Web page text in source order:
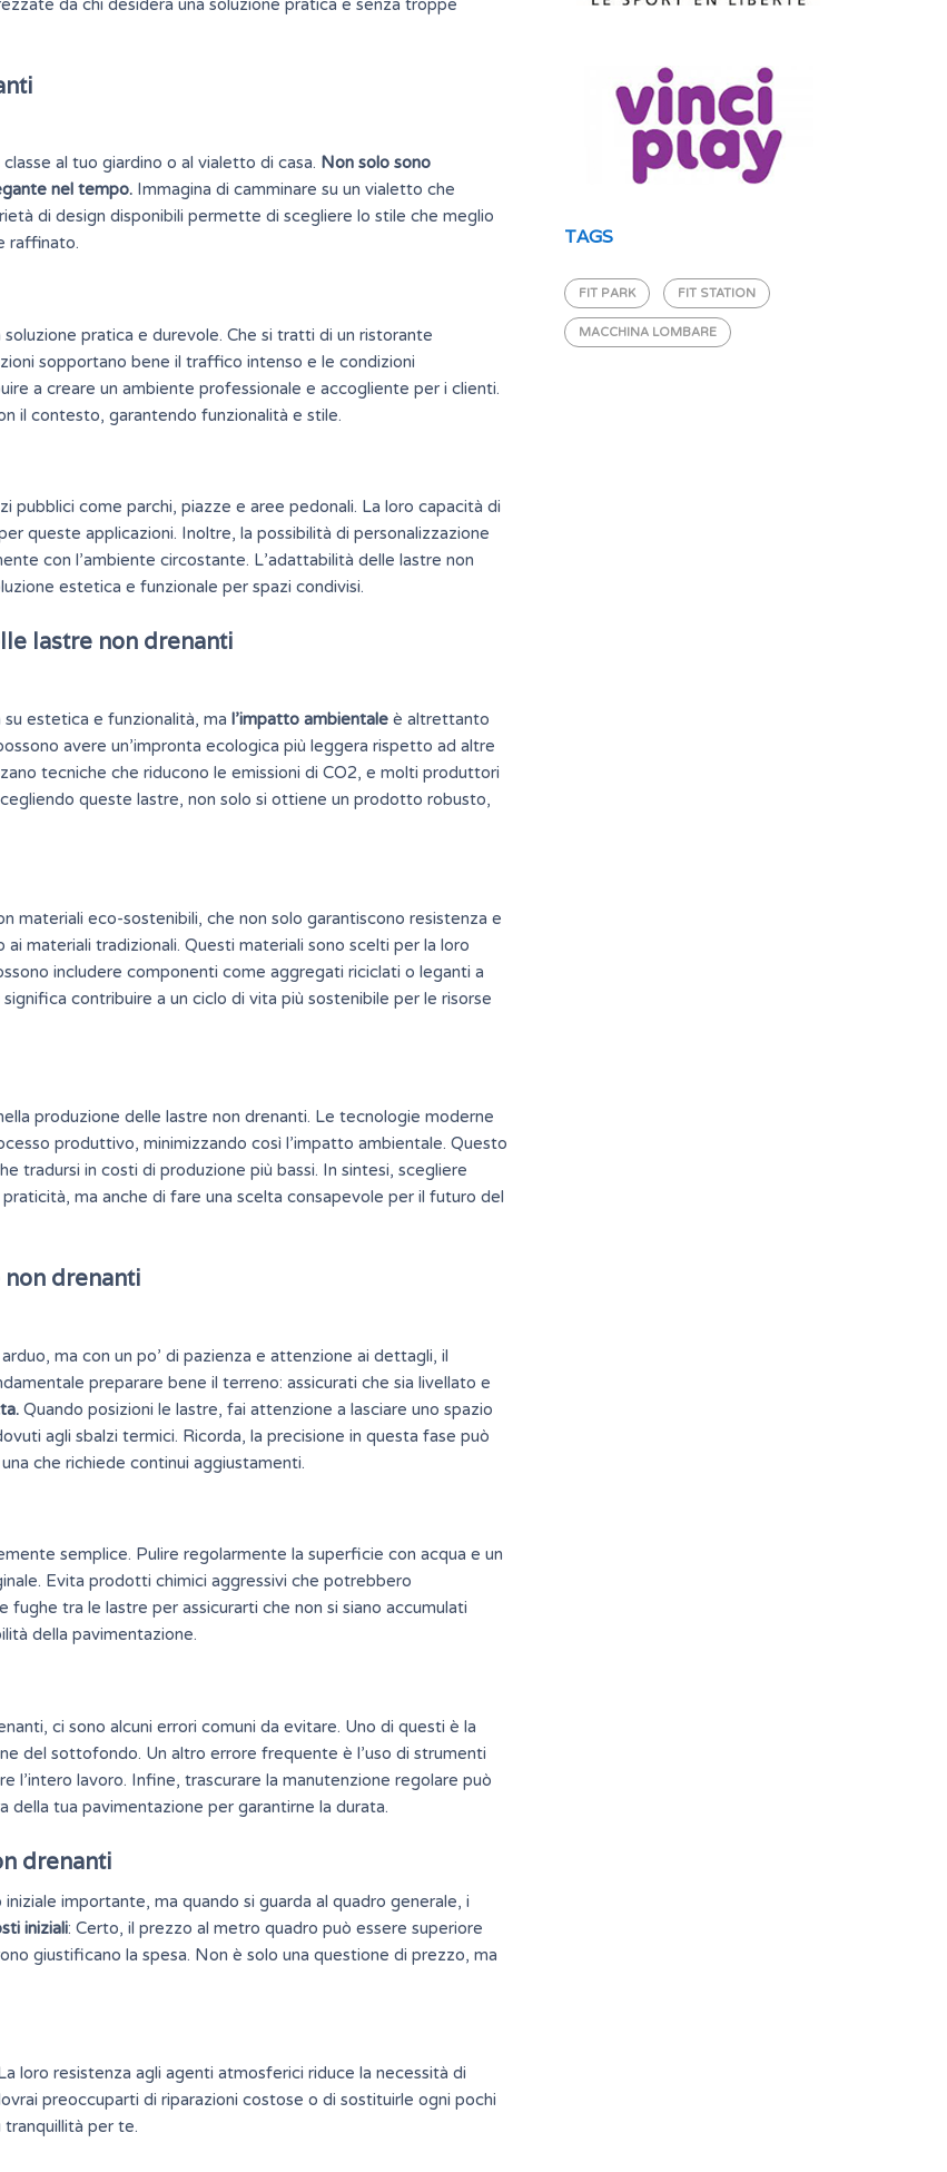
al tuo giardino o al vialetto di casa. Non solo sono
nel tempo. Immagina di camminare su un vialetto che
di design disponibili permette di scegliere lo stile che meglio
raffinato.
pratica e durevole. Che si tratti di un ristorante
sopportano bene il traffico intenso e le condizioni
a creare un ambiente professionale e accogliente per i clienti.
il contesto, garantendo funzionalità e stile.
pubblici come parchi, piazze e aree pedonali. La loro capacità di
queste applicazioni. Inoltre, la possibilità di personalizzazione
con l’ambiente circostante. L’adattabilità delle lastre non
estetica e funzionale per spazi condivisi.
lastre non drenanti
estetica e funzionalità, ma l’impatto ambientale è altrettanto
avere un’impronta ecologica più leggera rispetto ad altre
tecniche che riducono le emissioni di CO2, e molti produttori
queste lastre, non solo si ottiene un prodotto robusto,
materiali eco-sostenibili, che non solo garantiscono resistenza e
materiali tradizionali. Questi materiali sono scelti per la loro
includere componenti come aggregati riciclati o leganti a
contribuire a un ciclo di vita più sostenibile per le risorse
produzione delle lastre non drenanti. Le tecnologie moderne
produttivo, minimizzando così l’impatto ambientale. Questo
tradursi in costi di produzione più bassi. In sintesi, scegliere
ma anche di fare una scelta consapevole per il futuro del
drenanti
ma con un po’ di pazienza e attenzione ai dettagli, il
preparare bene il terreno: assicurati che sia livellato e
Quando posizioni le lastre, fai attenzione a lasciare uno spazio
agli sbalzi termici. Ricorda, la precisione in questa fase può
che richiede continui aggiustamenti.
semplice. Pulire regolarmente la superficie con acqua e un
Evita prodotti chimici aggressivi che potrebbero
tra le lastre per assicurarti che non si siano accumulati
della pavimentazione.
ci sono alcuni errori comuni da evitare. Uno di questi è la
del sottofondo. Un altro errore frequente è l’uso di strumenti
l’intero lavoro. Infine, trascurare la manutenzione regolare può
tua pavimentazione per garantirne la durata.
drenanti
importante, ma quando si guarda al quadro generale, i
iniziali: Certo, il prezzo al metro quadro può essere superiore
giustificano la spesa. Non è solo una questione di prezzo, ma
loro resistenza agli agenti atmosferici riduce la necessità di
preoccuparti di riparazioni costose o di sostituirle ogni pochi
tranquillità per te.
TAGS
FIT PARK FIT STATION
MACCHINA LOMBARE